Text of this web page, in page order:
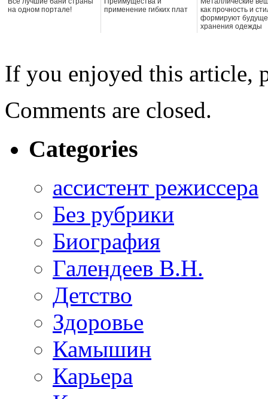
на одном портале!
применение гибких плат
как прочность и
формируют
хранения одежды
If you enjoyed this article,
Comments are closed.
Categories
ассистент режиссера
Без рубрики
Биография
Галендеев В.Н.
Детство
Здоровье
Камышин
Карьера